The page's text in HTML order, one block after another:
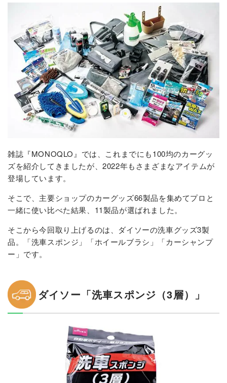
雑誌『MONOQLO』では、これまでにも100均のカーグッ
ズを紹介してきましたが、2022年もさまざまなアイテムが
登場しています。
そこで、主要ショップのカーグッズ66製品を集めてプロと
一緒に使い比べた結果、11製品が選ばれました。
そこから今回取り上げるのは、ダイソーの洗車グッズ3製
品。「洗車スポンジ」「ホイールブラシ」「カーシャンプ
ー」です。
ダイソー「洗車スポンジ（3層）」